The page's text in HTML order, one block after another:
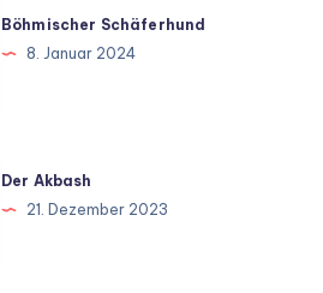
Böhmischer Schäferhund
8. Januar 2024
Der Akbash
21. Dezember 2023